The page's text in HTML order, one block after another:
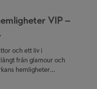
VIP –
och ett liv i
från glamour och
hemligheter